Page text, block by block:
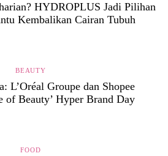
HYDROPLUS Jadi Pilihan
Kembalikan Cairan Tubuh
BEAUTY
L’Oréal Groupe dan Shopee
of Beauty’ Hyper Brand Day
FOOD